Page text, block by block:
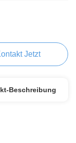
Jetzt
Beschreibung